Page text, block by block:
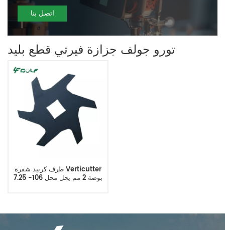
اتصل بنا
تورو جولف جزازة فيرتي قطع بليد
طرف كربيد شفرة Verticutter
7.25 بوصة 2 مم يحل محل 106-